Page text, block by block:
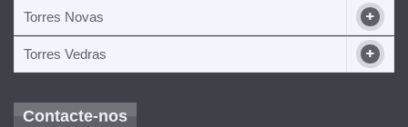
Torres Novas
Torres Vedras
Contacte-nos